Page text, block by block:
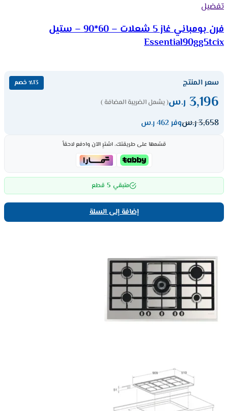
تفضيل
فرن بومباني غاز 5 شعلات – 60*90 – ستيل
Essential90gg5tcix
سعر المنتج ٪13 خصم
3,196 ر.س( يشمل الضريبة المضافة )
3,658ر.سوفر 462 ر.س
قسّمها على طريقتك، اشترِ الآن وادفع لاحقاً
متبقي 5 قطع
إضافة إلى السلة